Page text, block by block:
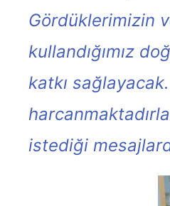
Gördüklerimizin
kullandığımız
katkı
istediği